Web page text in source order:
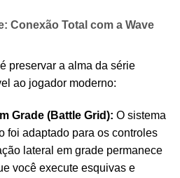
Conexão Total com a Wave
preservar a alma da série
ao jogador moderno:
Grade (Battle Grid): O sistema
foi adaptado para os controles
lateral em grade permanece
você execute esquivas e